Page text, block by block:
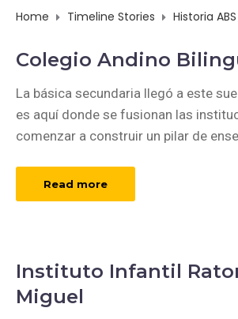
Home Timeline Stories Historia ABS
Colegio Andino
La básica secundaria llegó a este
es aquí donde se fusionan las
comenzar a construir un pilar de
Read more
Instituto Infantil
Miguel